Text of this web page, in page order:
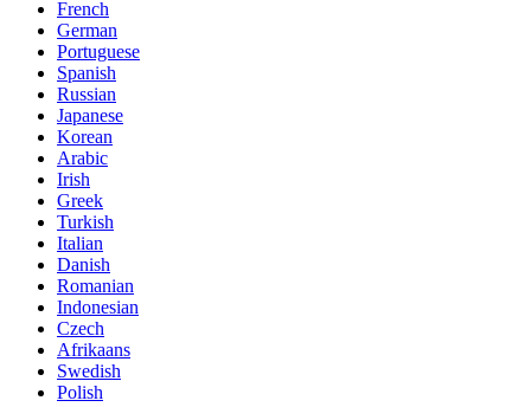
French
German
Portuguese
Spanish
Russian
Japanese
Korean
Arabic
Irish
Greek
Turkish
Italian
Danish
Romanian
Indonesian
Czech
Afrikaans
Swedish
Polish